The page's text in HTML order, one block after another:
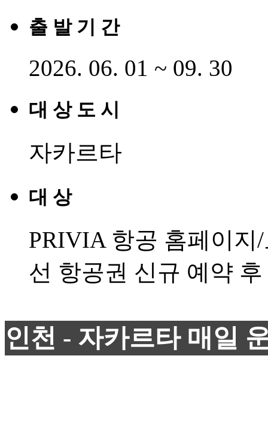
출 발 기 간
2026. 06. 01 ~ 09. 30
대 상 도 시
자카르타
대 상
PRIVIA 항공 홈페이지
선 항공권 신규 예약
인천 - 자카르타 매일